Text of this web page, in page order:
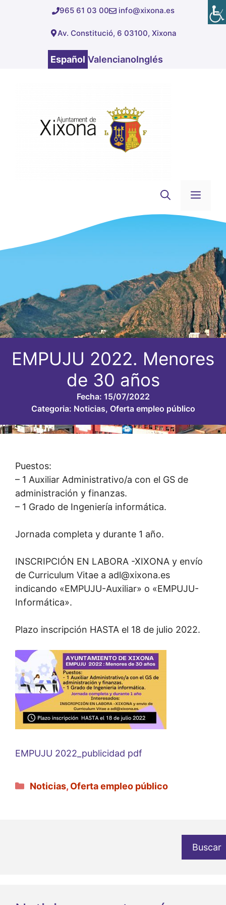
965 61 03 00 info@xixona.es
Av. Constitució, 6 03100, Xixona
Español ValencianoInglés
EMPUJU 2022. Menores
de 30 años
Fecha: 15/07/2022
Categoria: Noticias, Oferta empleo público
Puestos:
– 1 Auxiliar Administrativo/a con el GS de
administración y finanzas.
– 1 Grado de Ingeniería informática.
Jornada completa y durante 1 año.
INSCRIPCIÓN EN LABORA -XIXONA y envío
de Curriculum Vitae a adl@xixona.es
indicando «EMPUJU-Auxiliar» o «EMPUJU-
Informática».
Plazo inscripción HASTA el 18 de julio 2022.
EMPUJU 2022_publicidad pdf
Categorías
Noticias, Oferta empleo público
Buscar